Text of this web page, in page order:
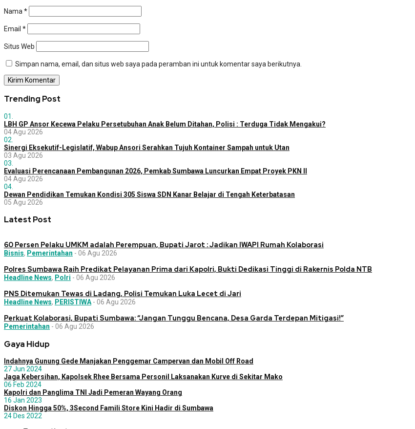
Nama *
Email *
Situs Web
Simpan nama, email, dan situs web saya pada peramban ini untuk komentar saya berikutnya.
Trending Post
01.
LBH GP Ansor Kecewa Pelaku Persetubuhan Anak Belum Ditahan, Polisi : Terduga Tidak Mengakui?
04 Agu 2026
02.
Sinergi Eksekutif-Legislatif, Wabup Ansori Serahkan Tujuh Kontainer Sampah untuk Utan
03 Agu 2026
03.
Evaluasi Perencanaan Pembangunan 2026, Pemkab Sumbawa Luncurkan Empat Proyek PKN II
04 Agu 2026
04.
Dewan Pendidikan Temukan Kondisi 305 Siswa SDN Kanar Belajar di Tengah Keterbatasan
05 Agu 2026
Latest Post
60 Persen Pelaku UMKM adalah Perempuan, Bupati Jarot : Jadikan IWAPI Rumah Kolaborasi
Bisnis, Pemerintahan - 06 Agu 2026
Polres Sumbawa Raih Predikat Pelayanan Prima dari Kapolri, Bukti Dedikasi Tinggi di Rakernis Polda NTB
Headline News, Polri - 06 Agu 2026
PNS Ditemukan Tewas di Ladang, Polisi Temukan Luka Lecet di Jari
Headline News, PERISTIWA- 06 Agu 2026
Perkuat Kolaborasi, Bupati Sumbawa: “Jangan Tunggu Bencana, Desa Garda Terdepan Mitigasi!”
Pemerintahan - 06 Agu 2026
Gaya Hidup
Indahnya Gunung Gede Manjakan Penggemar Campervan dan Mobil Off Road
27 Jun 2024
Jaga Kebersihan, Kapolsek Rhee Bersama Personil Laksanakan Kurve di Sekitar Mako
06 Feb 2024
Kapolri dan Panglima TNI Jadi Pemeran Wayang Orang
16 Jan 2023
Diskon Hingga 50%, 3Second Famili Store Kini Hadir di Sumbawa
24 Des 2022